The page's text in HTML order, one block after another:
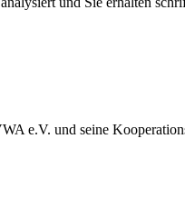
e.V. und seine